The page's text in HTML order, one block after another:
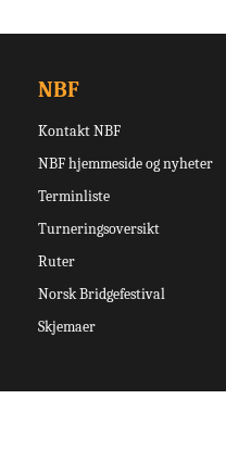
NBF
Kontakt NBF
NBF hjemmeside og nyheter
Terminliste
Turneringsoversikt
Ruter
Norsk Bridgefestival
Skjemaer